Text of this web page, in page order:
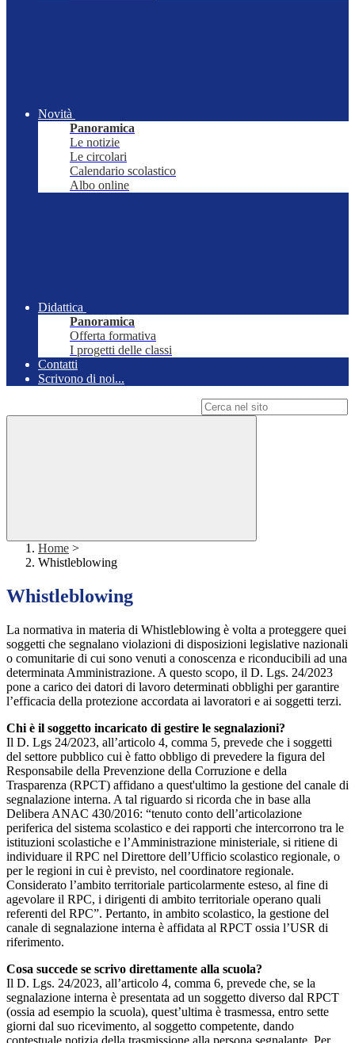
Novità
Panoramica
Le notizie
Le circolari
Calendario scolastico
Albo online
Didattica
Panoramica
Offerta formativa
I progetti delle classi
Contatti
Scrivono di noi...
Home >
Whistleblowing
Whistleblowing
La normativa in materia di Whistleblowing è volta a proteggere quei
soggetti che segnalano violazioni di disposizioni legislative nazionali
o comunitarie di cui sono venuti a conoscenza e riconducibili ad una
determinata Amministrazione. A questo scopo, il D. Lgs. 24/2023
pone a carico dei datori di lavoro determinati obblighi per garantire
l’efficacia della protezione accordata ai lavoratori e ai soggetti terzi.
Chi è il soggetto incaricato di gestire le segnalazioni?
Il D. Lgs 24/2023, all’articolo 4, comma 5, prevede che i soggetti
del settore pubblico cui è fatto obbligo di prevedere la figura del
Responsabile della Prevenzione della Corruzione e della
Trasparenza (RPCT) affidano a quest'ultimo la gestione del canale di
segnalazione interna. A tal riguardo si ricorda che in base alla
Delibera ANAC 430/2016: “tenuto conto dell’articolazione
periferica del sistema scolastico e dei rapporti che intercorrono tra le
istituzioni scolastiche e l’Amministrazione ministeriale, si ritiene di
individuare il RPC nel Direttore dell’Ufficio scolastico regionale, o
per le regioni in cui è previsto, nel coordinatore regionale.
Considerato l’ambito territoriale particolarmente esteso, al fine di
agevolare il RPC, i dirigenti di ambito territoriale operano quali
referenti del RPC”. Pertanto, in ambito scolastico, la gestione del
canale di segnalazione interna è affidata al RPCT ossia l’USR di
riferimento.
Cosa succede se scrivo direttamente alla scuola?
Il D. Lgs. 24/2023, all’articolo 4, comma 6, prevede che, se la
segnalazione interna è presentata ad un soggetto diverso dal RPCT
(ossia ad esempio la scuola), quest’ultima è trasmessa, entro sette
giorni dal suo ricevimento, al soggetto competente, dando